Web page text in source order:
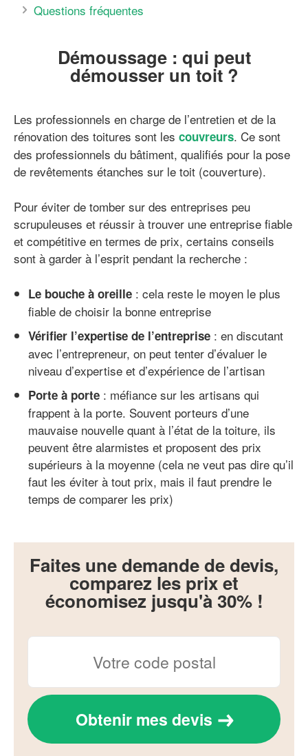
Questions fréquentes
Démoussage : qui peut
démousser un toit ?
Les professionnels en charge de l’entretien et de la
rénovation des toitures sont les couvreurs. Ce sont
des professionnels du bâtiment, qualifiés pour la pose
de revêtements étanches sur le toit (couverture).
Pour éviter de tomber sur des entreprises peu
scrupuleuses et réussir à trouver une entreprise fiable
et compétitive en termes de prix, certains conseils
sont à garder à l’esprit pendant la recherche :
Le bouche à oreille : cela reste le moyen le plus
fiable de choisir la bonne entreprise
Vérifier l’expertise de l’entreprise : en discutant
avec l’entrepreneur, on peut tenter d’évaluer le
niveau d’expertise et d’expérience de l’artisan
Porte à porte : méfiance sur les artisans qui
frappent à la porte. Souvent porteurs d’une
mauvaise nouvelle quant à l’état de la toiture, ils
peuvent être alarmistes et proposent des prix
supérieurs à la moyenne (cela ne veut pas dire qu’il
faut les éviter à tout prix, mais il faut prendre le
temps de comparer les prix)
Faites une demande de devis,
comparez les prix et
économisez jusqu'à 30% !
Obtenir mes devis